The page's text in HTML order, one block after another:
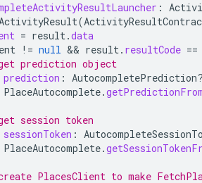
:
(
= result.data
!= null && result. resultCode ==
prediction object
prediction : AutocompletePrediction?
PlaceAutocomplete.
session token
sessionToken :
PlaceAutocomplete.
PlacesClient to make